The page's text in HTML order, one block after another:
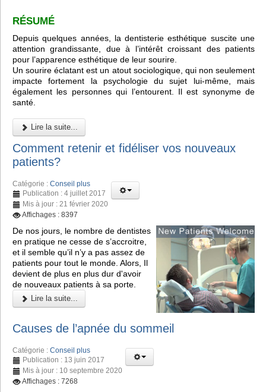
RÉSUMÉ
Depuis quelques années, la dentisterie esthétique suscite une
attention grandissante, due à l’intérêt croissant des patients
pour l’apparence esthétique de leur sourire.
Un sourire éclatant est un atout sociologique, qui non seulement
impacte fortement la psychologie du sujet lui-même, mais
également les personnes qui l’entourent. Il est synonyme de
santé.
Lire la suite...
Comment retenir et fidéliser vos nouveaux
patients?
Catégorie : Conseil plus
Publication : 4 juillet 2017
Mis à jour : 21 février 2020
Affichages : 8397
De nos jours, le nombre de dentistes
en pratique ne cesse de s’accroitre,
et il semble qu’il n’y a pas assez de
patients pour tout le monde. Alors, Il
devient de plus en plus dur d'avoir
de nouveaux patients à sa porte.
Lire la suite...
Causes de l’apnée du sommeil
Catégorie : Conseil plus
Publication : 13 juin 2017
Mis à jour : 10 septembre 2020
Affichages : 7268